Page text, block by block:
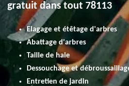
gratuit dans tout 78113
Elagage et étêtage d'arbres
Abattage d'arbres
Taille de haie
Dessouchage et
Entretien de jardin